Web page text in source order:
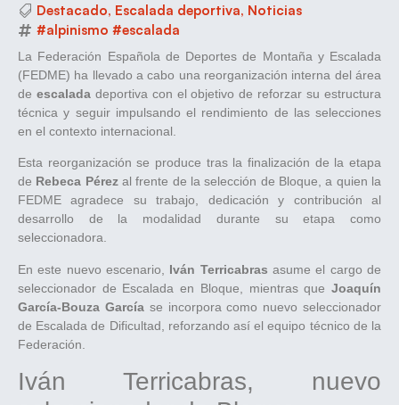
Destacado, Escalada deportiva, Noticias
#alpinismo #escalada
La Federación Española de Deportes de Montaña y Escalada
(FEDME) ha llevado a cabo una reorganización interna del área
de escalada deportiva con el objetivo de reforzar su estructura
técnica y seguir impulsando el rendimiento de las selecciones
en el contexto internacional.
Esta reorganización se produce tras la finalización de la etapa
de Rebeca Pérezal frente de la selección de Bloque, a quien la
FEDME agradece su trabajo, dedicación y contribución al
desarrollo de la modalidad durante su etapa como
seleccionadora.
En este nuevo escenario, Iván Terricabras asume el cargo de
seleccionador de Escalada en Bloque, mientras que Joaquín
García-Bouza Garcíase incorpora como nuevo seleccionador
de Escalada de Dificultad, reforzando así el equipo técnico de la
Federación.
Iván Terricabras, nuevo